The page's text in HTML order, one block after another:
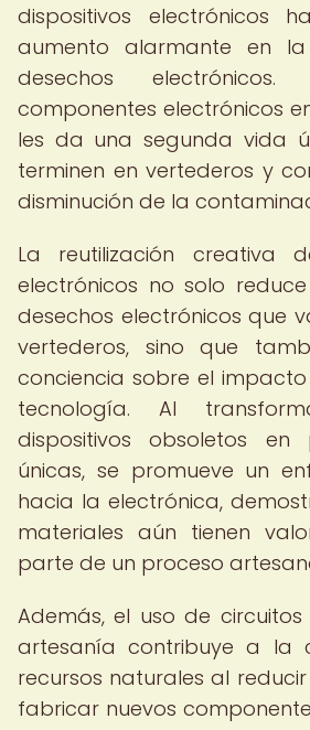
dispositivos electrónicos
aumento alarmante en
desechos
componentes electrónicos
les da una segunda vida
terminen en vertederos y
disminución de la
La reutilización creativa
electrónicos no solo
desechos electrónicos que
vertederos, sino que
conciencia sobre el
tecnología. Al
dispositivos obsoletos
únicas, se promueve un
hacia la electrónica,
materiales aún tienen
parte de un proceso
Además, el uso de
artesanía contribuye a la
recursos naturales al
fabricar nuevos